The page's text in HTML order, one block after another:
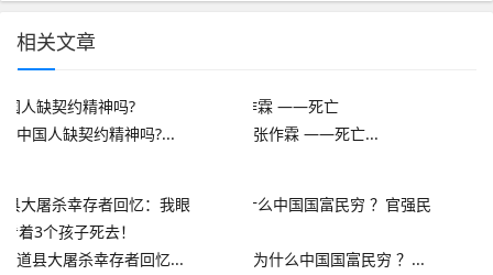
相关文章
中国人缺契约精神吗?... 张作霖 ——死亡...
道县大屠杀幸存者回忆... 为什么中国国富民穷 ？...